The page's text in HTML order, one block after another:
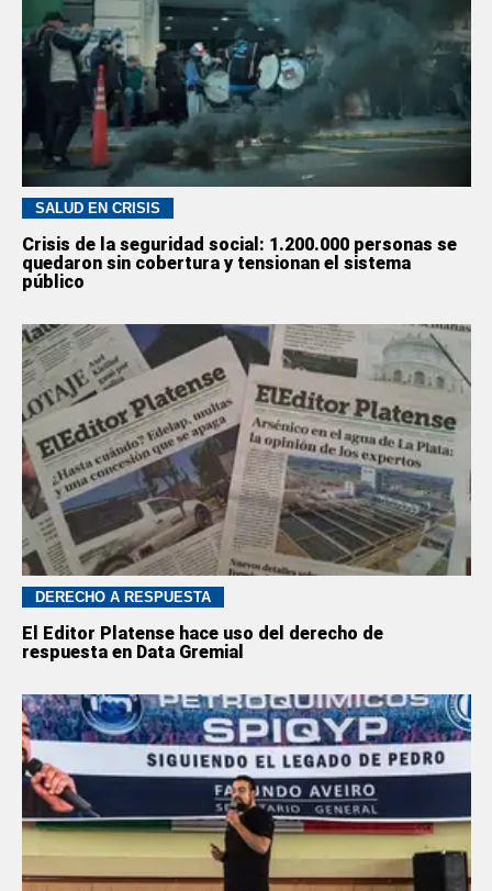
SALUD EN CRISIS
Crisis de la seguridad social: 1.200.000 personas se
quedaron sin cobertura y tensionan el sistema
público
DERECHO A RESPUESTA
El Editor Platense hace uso del derecho de
respuesta en Data Gremial